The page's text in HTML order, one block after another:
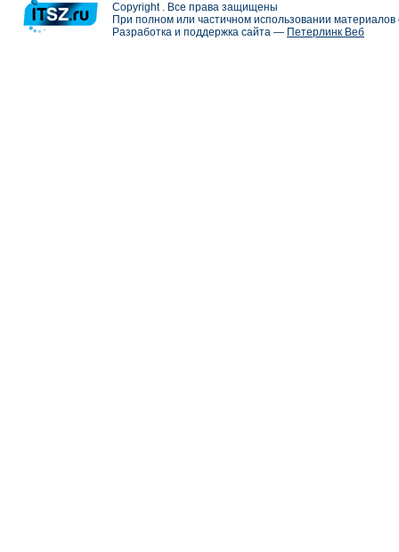
Copyright . Все права защищены
При полном или частичном использовании
Разработка и поддержка сайта — Петерлинк Веб